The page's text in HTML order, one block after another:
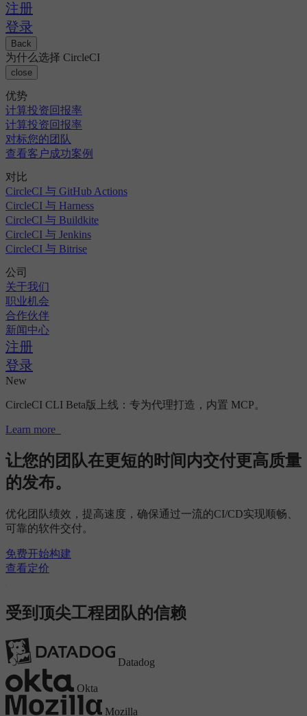
注册
登录
Back
为什么选择 CircleCI
close
优势
计算投资回报率
计算投资回报率
对标您的团队
查看客户成功案例
对比
CircleCI 与 GitHub Actions
CircleCI 与 Harness
CircleCI 与 Buildkite
CircleCI 与 Jenkins
CircleCI 与 Bitrise
公司
关于我们
职业机会
合作伙伴
新闻中心
注册
登录
New
CircleCI CLI Beta版上线：专为代理打造，内置 MCP。
Learn more
让您的团队在更短的时间内交付更高质量
的发布。
优化团队绩效，提高速度，确保通过一流的CI/CD实现顺畅、
可靠的软件交付。
免费开始构建
查看定价
受到顶尖工程团队的信赖
Datadog
Okta
Mozilla